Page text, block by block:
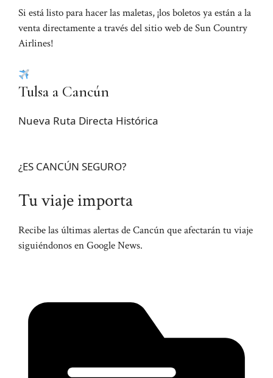
Si está listo para hacer las maletas, ¡los boletos ya están a la
venta directamente a través del sitio web de Sun Country
Airlines!
Tulsa a Cancún
Nueva Ruta Directa Histórica
¿ES CANCÚN SEGURO?
Tu viaje importa
Recibe las últimas alertas de Cancún que afectarán tu viaje
siguiéndonos en Google News.